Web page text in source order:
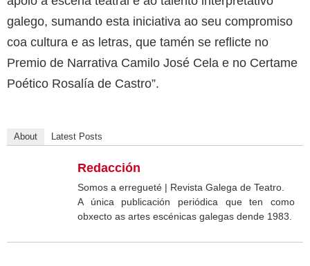
galego, sumando esta iniciativa ao seu compromiso
coa cultura e as letras, que tamén se reflicte no
Premio de Narrativa Camilo José Cela e no Certame
Poético Rosalía de Castro”.
About Latest Posts
Redacción
Somos a erregueté | Revista Galega de Teatro.
A única publicación periódica que ten como
obxecto as artes escénicas galegas dende 1983.